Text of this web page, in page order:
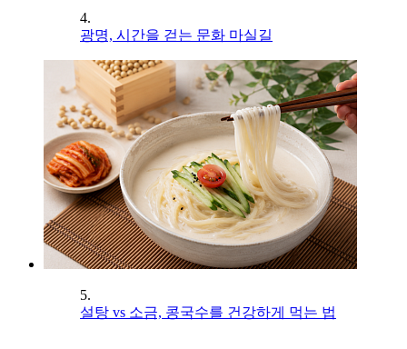
4.
광명, 시간을 걷는 문화 마실길
5.
설탕 vs 소금, 콩국수를 건강하게 먹는 법